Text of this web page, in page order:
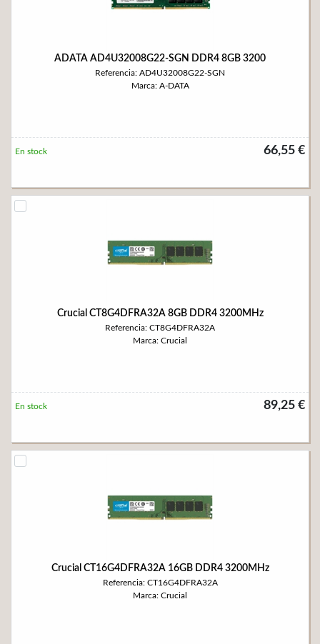
ADATA AD4U32008G22-SGN DDR4 8GB 3200
Referencia: AD4U32008G22-SGN
Marca: A-DATA
66,55 €
En stock
Crucial CT8G4DFRA32A 8GB DDR4 3200MHz
Referencia: CT8G4DFRA32A
Marca: Crucial
89,25 €
En stock
Crucial CT16G4DFRA32A 16GB DDR4 3200MHz
Referencia: CT16G4DFRA32A
Marca: Crucial